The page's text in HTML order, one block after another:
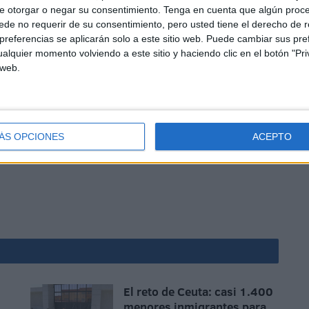
otorgar o negar su consentimiento. Tenga en cuenta que algún
no requerir de su consentimiento, pero usted tiene el derecho de
se aplicarán solo a este sitio web. Puede cambiar sus
momento volviendo a este sitio y haciendo clic en el botón
OPCIONES ACEPTO
problemas propios que debemos afrontar o
a la Ciudad Autónoma que no debía tener
fuerzas de seguridad para un territorio que debe
cualquier otra ciudad similar en la Península.
El reto de Ceuta: casi 1.400